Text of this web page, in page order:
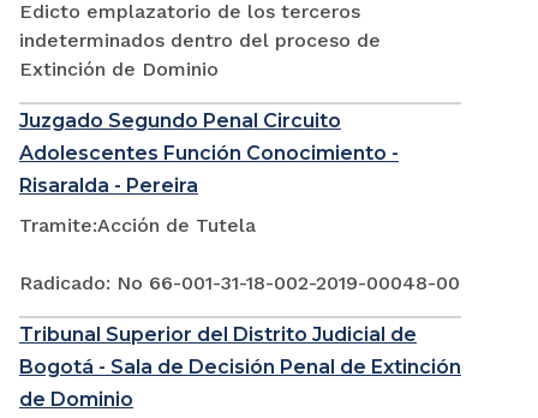
Edicto emplazatorio de los terceros
indeterminados dentro del proceso de
Extinción de Dominio
Juzgado Segundo Penal Circuito
Adolescentes Función Conocimiento -
Risaralda - Pereira
Tramite:Acción de Tutela
Radicado: No 66-001-31-18-002-2019-00048-00
Tribunal Superior del Distrito Judicial de
Bogotá - Sala de Decisión Penal de Extinción
de Dominio